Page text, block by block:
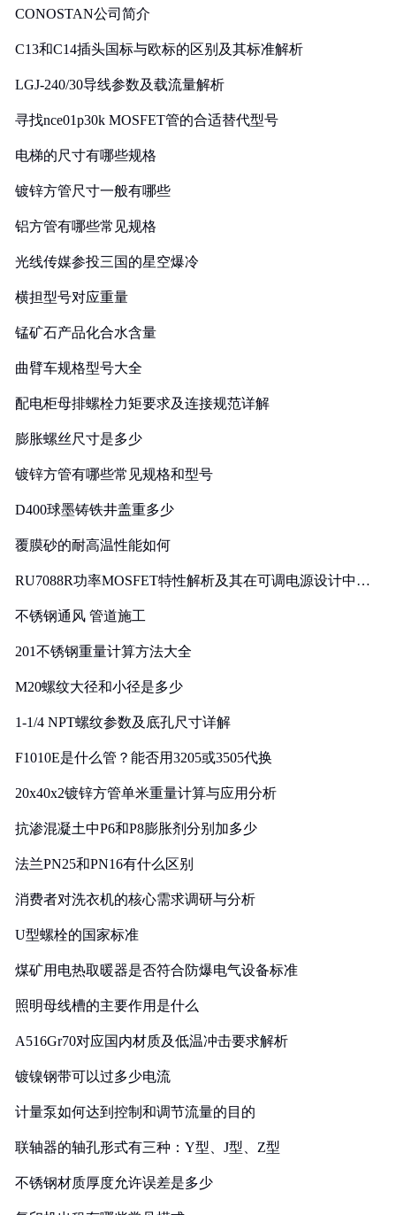
CONOSTAN公司简介
C13和C14插头国标与欧标的区别及其标准解析
LGJ-240/30导线参数及载流量解析
寻找nce01p30k MOSFET管的合适替代型号
电梯的尺寸有哪些规格
镀锌方管尺寸一般有哪些
铝方管有哪些常见规格
光线传媒参投三国的星空爆冷
横担型号对应重量
锰矿石产品化合水含量
曲臂车规格型号大全
配电柜母排螺栓力矩要求及连接规范详解
膨胀螺丝尺寸是多少
镀锌方管有哪些常见规格和型号
D400球墨铸铁井盖重多少
覆膜砂的耐高温性能如何
RU7088R功率MOSFET特性解析及其在可调电源设计中的
不锈钢通风 管道施工
201不锈钢重量计算方法大全
M20螺纹大径和小径是多少
1-1/4 NPT螺纹参数及底孔尺寸详解
F1010E是什么管？能否用3205或3505代换
20x40x2镀锌方管单米重量计算与应用分析
抗渗混凝土中P6和P8膨胀剂分别加多少
法兰PN25和PN16有什么区别
消费者对洗衣机的核心需求调研与分析
U型螺栓的国家标准
煤矿用电热取暖器是否符合防爆电气设备标准
照明母线槽的主要作用是什么
A516Gr70对应国内材质及低温冲击要求解析
镀镍钢带可以过多少电流
计量泵如何达到控制和调节流量的目的
联轴器的轴孔形式有三种：Y型、J型、Z型
不锈钢材质厚度允许误差是多少